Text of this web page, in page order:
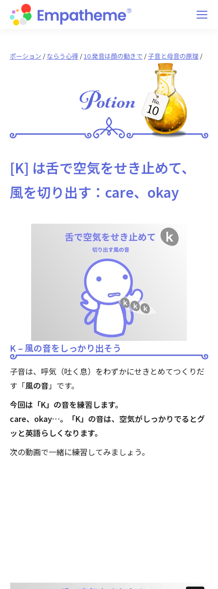
ポーション / ならう心得 /10.発音は顔の動きで /子音と母音の原理 /
[K] は舌で空気をせき止めて、
風を切り出す：care、okay
K – 風の音をしっかり出そう
子音は、呼気（吐く息）をわずかにせきとめてつくりだ
す「風の音」です。
今回は「K」の音を練習します。
care、okay…。「K」の音は、空気がしっかりでるとグ
ッと英語らしくなります。
次の動画で一緒に練習してみましょう。